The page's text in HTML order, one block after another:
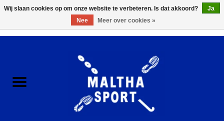
ACCESSOIRES/HARDWARE
Wij slaan cookies op om onze website te verbeteren. Is dat akkoord?
Ja
Nee
Meer over cookies »